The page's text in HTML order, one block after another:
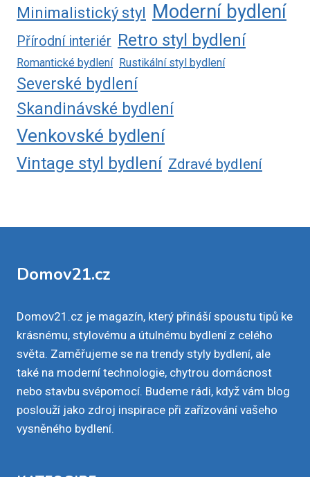
Minimalistický styl Moderní bydlení
Přírodní interiér Retro styl bydlení
Romantické bydlení Rustikální styl bydlení
Severské bydlení
Skandinávské bydlení
Venkovské bydlení
Vintage styl bydlení Zdravé bydlení
Domov21.cz
Domov21.cz je magazín, který přináší spoustu tipů ke
krásnému, stylovému a útulnému bydlení z celého
světa. Zaměřujeme se na trendy styly bydlení, ale
také na moderní technologie, chytrou domácnost
nebo stavbu svépomocí. Budeme rádi, když vám blog
poslouží jako zdroj inspirace při zařízování vašeho
vysněného bydlení.